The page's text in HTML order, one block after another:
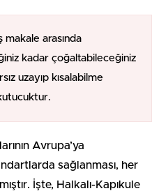
makale arasında
kadar çoğaltabileceğiniz
uzayıp kısalabilme
Avrupa’ya
sağlanması, her
İşte, Halkalı-Kapıkule